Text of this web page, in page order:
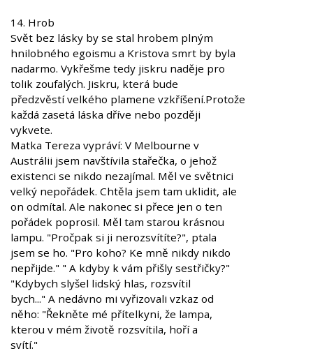
14. Hrob
Svět bez lásky by se stal hrobem plným
hnilobného egoismu a Kristova smrt by byla
nadarmo. Vykřešme tedy jiskru naděje pro
tolik zoufalých. Jiskru, která bude
předzvěstí velkého plamene vzkříšení.Protože
každá zasetá láska dříve nebo později
vykvete.
Matka Tereza vypráví: V Melbourne v
Austrálii jsem navštívila stařečka, o jehož
existenci se nikdo nezajímal. Měl ve světnici
velký nepořádek. Chtěla jsem tam uklidit, ale
on odmítal. Ale nakonec si přece jen o ten
pořádek poprosil. Měl tam starou krásnou
lampu. "Pročpak si ji nerozsvítíte?", ptala
jsem se ho. "Pro koho? Ke mně nikdy nikdo
nepřijde." " A kdyby k vám přišly sestřičky?"
"Kdybych slyšel lidský hlas, rozsvítil
bych..." A nedávno mi vyřizovali vzkaz od
něho: "Řekněte mé přítelkyni, že lampa,
kterou v mém životě rozsvítila, hoří a
svítí."